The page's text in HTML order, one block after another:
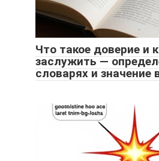
Что такое доверие и
заслужить —
словарях и значение